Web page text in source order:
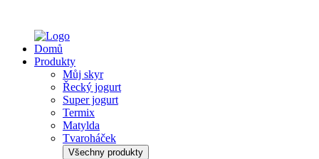
Domů
Produkty
Můj skyr
Řecký jogurt
Super jogurt
Termix
Matylda
Tvaroháček
Všechny produkty